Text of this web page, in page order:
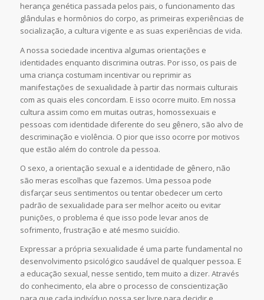
herança genética passada pelos pais, o funcionamento das
glândulas e hormônios do corpo, as primeiras experiências de
socialização, a cultura vigente e as suas experiências de vida.
A nossa sociedade incentiva algumas orientações e
identidades enquanto discrimina outras. Por isso, os pais de
uma criança costumam incentivar ou reprimir as
manifestações de sexualidade à partir das normais culturais
com as quais eles concordam. E isso ocorre muito. Em nossa
cultura assim como em muitas outras, homossexuais e
pessoas com identidade diferente do seu gênero, são alvo de
descriminação e violência. O pior que isso ocorre por motivos
que estão além do controle da pessoa.
O sexo, a orientação sexual e a identidade de gênero, não
são meras escolhas que fazemos. Uma pessoa pode
disfarçar seus sentimentos ou tentar obedecer um certo
padrão de sexualidade para ser melhor aceito ou evitar
punições, o problema é que isso pode levar anos de
sofrimento, frustração e até mesmo suicídio.
Expressar a própria sexualidade é uma parte fundamental no
desenvolvimento psicológico saudável de qualquer pessoa. E
a educação sexual, nesse sentido, tem muito a dizer. Através
do conhecimento, ela abre o processo de conscientização